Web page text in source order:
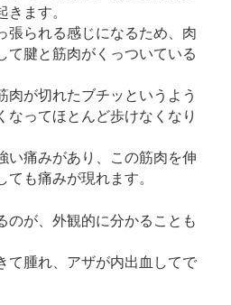
きます。
張られる感じになるため、肉
て腱と筋肉がくっついている
肉が切れたブチッというよう
なってほとんど歩けなくなり
い痛みがあり、この筋肉を伸
も痛みが現れます。
のが、外観的に分かることも
て腫れ、アザが内出血してで